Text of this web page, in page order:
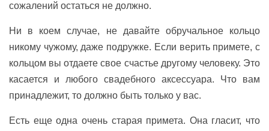
сожалений остаться не должно.
Ни в коем случае, не давайте обручальное кольцо
никому чужому, даже подружке. Если верить примете, с
кольцом вы отдаете свое счастье другому человеку. Это
касается и любого свадебного аксессуара. Что вам
принадлежит, то должно быть только у вас.
Есть еще одна очень старая примета. Она гласит, что